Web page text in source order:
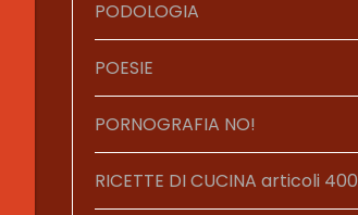
PODOLOGIA
POESIE
PORNOGRAFIA NO!
RICETTE DI CUCINA articoli 400